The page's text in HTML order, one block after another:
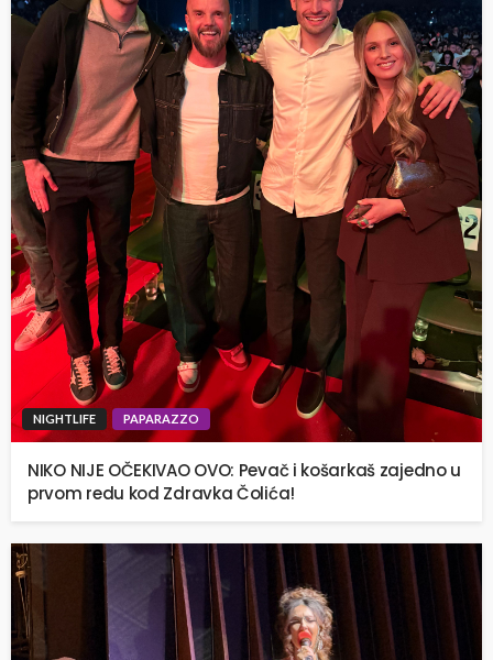
NIGHTLIFE PAPARAZZO
NIKO NIJE OČEKIVAO OVO: Pevač i košarkaš zajedno u
prvom redu kod Zdravka Čolića!